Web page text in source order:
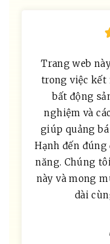
Trang web
trong việc kết
bất động
nghiệm và
giúp quảng
Hạnh đến
năng. Chúng
này và mong
dài